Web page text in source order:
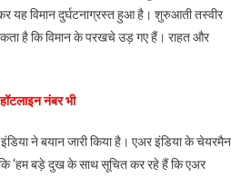
थे
सवार
यह विमान दुर्घटनाग्रस्त हुआ है। शुरुआती तस्वीर
है कि विमान के परखचे उड़ गए हैं। राहत और
नंबर भी
ने बयान जारी किया है। एअर इंडिया के चेयरमैन
‘हम बड़े दुख के साथ सूचित कर रहे हैं कि एअर